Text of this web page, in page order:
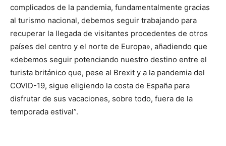
complicados de la pandemia, fundamentalmente gracias
al turismo nacional, debemos seguir trabajando para
recuperar la llegada de visitantes procedentes de otros
países del centro y el norte de Europa», añadiendo que
«debemos seguir potenciando nuestro destino entre el
turista británico que, pese al Brexit y a la pandemia del
COVID-19, sigue eligiendo la costa de España para
disfrutar de sus vacaciones, sobre todo, fuera de la
temporada estival”.